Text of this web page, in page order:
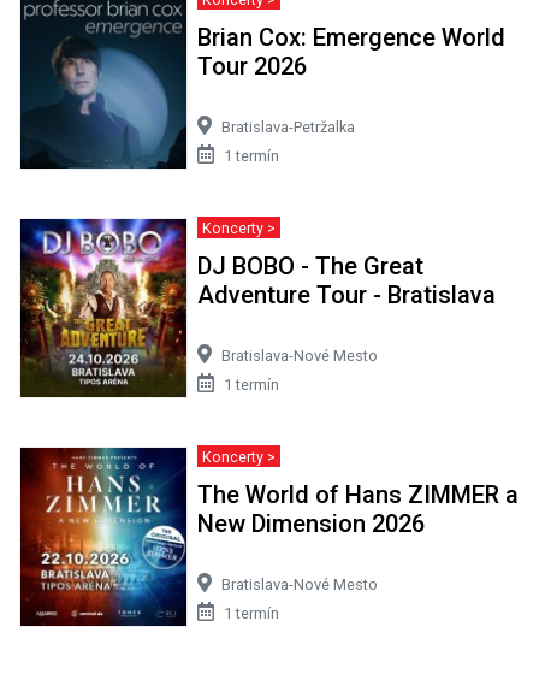
Brian Cox: Emergence World
Tour 2026
Bratislava-Petržalka
1 termín
Koncerty >
DJ BOBO - The Great
Adventure Tour - Bratislava
Bratislava-Nové Mesto
1 termín
Koncerty >
The World of Hans ZIMMER a
New Dimension 2026
Bratislava-Nové Mesto
1 termín